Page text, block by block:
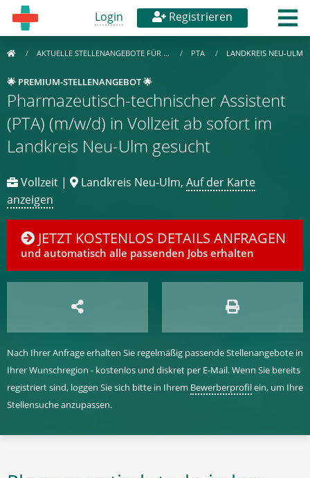
Login Registrieren
AKTUELLE STELLENANGEBOTE FÜR … PTA LANDKREIS NEU-ULM
🌟 PREMIUM-STELLENANGEBOT 🌟
Pharmazeutisch-technischer Assistent
(PTA) (m/w/d) in Vollzeit ab sofort im
Landkreis Neu-Ulm gesucht
Vollzeit | Landkreis Neu-Ulm, Auf der Karte
anzeigen
JETZT KOSTENLOS DETAILS ANFRAGEN
und automatisch alle passenden Jobs erhalten
Nach Ihrer Anfrage erhalten Sie regelmäßig passende Stellenangebote in
Ihrer Wunschregion - kostenlos und diskret per E-Mail. Wenn Sie bereits
registriert sind, loggen Sie sich bitte in Ihrem Bewerberprofilein, um Ihre
Stellensuche anzupassen.